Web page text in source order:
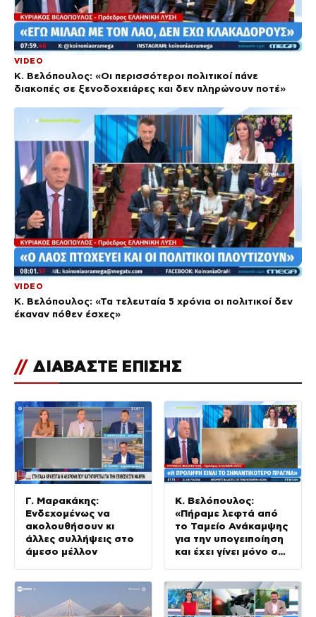
VIDEO
Κ. Βελόπουλος: «Οι περισσότεροι πολιτικοί πάνε
διακοπές σε ξενοδοχειάρες και δεν πληρώνουν ποτέ»
VIDEO
Κ. Βελόπουλος: «Τα τελευταία 5 χρόνια οι πολιτικοί δεν
έκαναν πόθεν έσχες»
// ΔΙΑΒΑΣΤΕ ΕΠΙΣΗΣ
Γ. Μαρακάκης:
Ενδεχομένως να
ακολουθήσουν κι
άλλες συλλήψεις στο
άμεσο μέλλον
Κ. Βελόπουλος:
«Πήραμε λεφτά από
το Ταμείο Ανάκαμψης
για την υπογειποίηση
και έχει γίνει μόνο στο